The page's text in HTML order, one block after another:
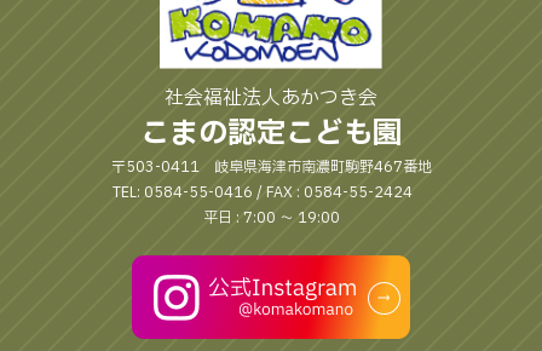
社会福祉法人あかつき会
こまの認定こども園
〒503-0411 岐阜県海津市南濃町駒野467番地
TEL: 0584-55-0416 / FAX : 0584-55-2424
平日 : 7:00 〜 19:00